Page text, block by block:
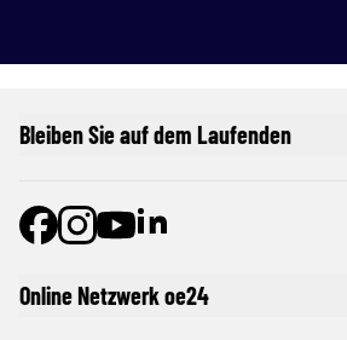
Online Netzwerk oe24
Bleiben Sie auf dem Laufenden